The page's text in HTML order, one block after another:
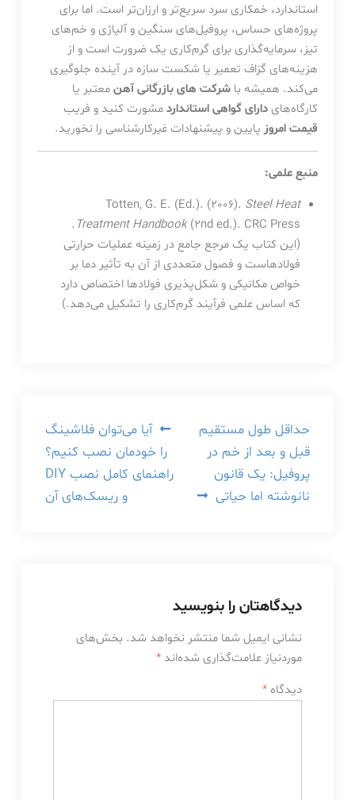
استاندارد، خمکاری سرد سریع‌تر و ارزان‌تر است. اما برای
پروژه‌های حساس، پروفیل‌های سنگین و آلیاژی و خم‌های
تیز، سرمایه‌گذاری برای گرم‌کاری یک ضرورت است و از
هزینه‌های گزاف تعمیر یا شکست سازه در آینده جلوگیری
می‌کند. همیشه با شرکت های بازرگانی آهنمعتبر یا
کارگاه‌های دارای گواهی استانداردمشورت کنید و فریب
قیمت امروزپایین و پیشنهادات غیرکارشناسی را نخورید.
منبع علمی:
Totten, G. E. (Ed.). (2006). Steel Heat
Treatment Handbook
(2nd ed.). CRC Press.
(این کتاب یک مرجع جامع در زمینه عملیات حرارتی
فولادهاست و فصول متعددی از آن به تأثیر دما بر
خواص مکانیکی و شکل‌پذیری فولادها اختصاص دارد
که اساس علمی فرآیند گرم‌کاری را تشکیل می‌دهد.)
راهبری
نوشته
آیا می‌توان فلاشینگ
را خودمان نصب کنیم؟
راهنمای کامل نصب DIY
و ریسک‌های آن
حداقل طول مستقیم
قبل و بعد از خم در
پروفیل: یک قانون
نانوشته اما حیاتی
دیدگاهتان را بنویسید
نشانی ایمیل شما منتشر نخواهد شد. بخش‌های
موردنیاز علامت‌گذاری شده‌اند *
دیدگاه *